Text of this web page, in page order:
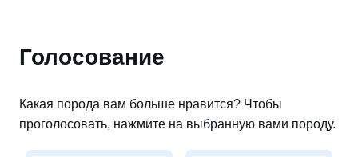
Голосование
Какая порода вам больше нравится? Чтобы
проголосовать, нажмите на выбранную вами породу.